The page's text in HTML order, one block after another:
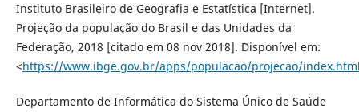
Instituto Brasileiro de Geografia e Estatística [Internet].
Projeção da população do Brasil e das Unidades da
Federação, 2018 [citado em 08 nov 2018]. Disponível em:
<https://www.ibge.gov.br/apps/populacao/projecao/
Departamento de Informática do Sistema Único de Saúde